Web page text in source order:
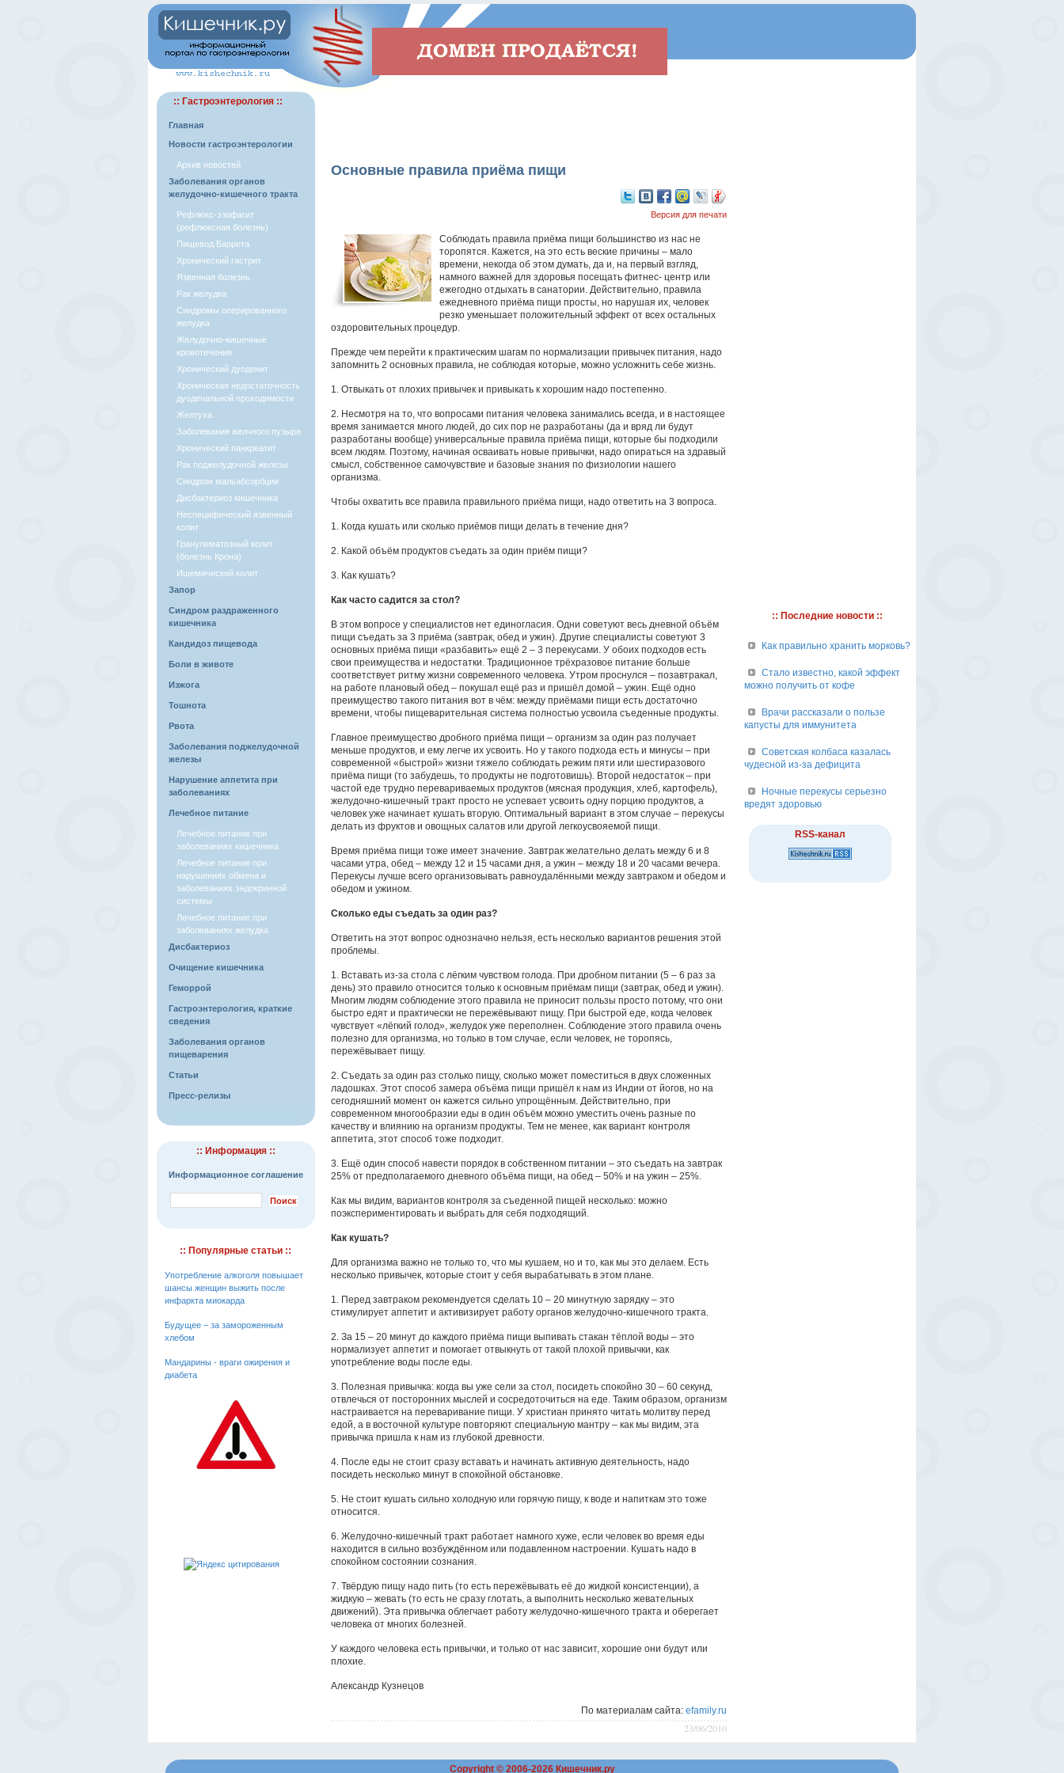
:: Гастроэнтерология ::
Главная
Новости гастроэнтерологии
Архив новостей
Заболевания органов
желудочно-кишечного тракта
Рефлюкс-эзофагит
(рефлюксная болезнь)
Пищевод Баррета
Хронический гастрит
Язвенная болезнь
Рак желудка
Синдромы оперированного
желудка
Желудочно-кишечные
кровотечения
Хронический дуоденит
Хроническая недостаточность
дуоденальной проходимости
Желтуха
Заболевания желчного пузыря
Хронический панкреатит
Рак поджелудочной железы
Синдром мальабсорбции
Дисбактериоз кишечника
Неспецифический язвенный
колит
Гранулематозный колит
(болезнь Крона)
Ишемический колит
Запор
Синдром раздраженного
кишечника
Кандидоз пищевода
Боли в животе
Изжога
Тошнота
Рвота
Заболевания поджелудочной
железы
Нарушение аппетита при
заболеваниях
Лечебное питание
Лечебное питание при
заболеваниях кишечника
Лечебное питание при
нарушениях обмена и
заболеваниях эндокринной
системы
Лечебное питание при
заболеваниях желудка
Дисбактериоз
Очищение кишечника
Геморрой
Гастроэнтерология, краткие
сведения
Заболевания органов
пищеварения
Статьи
Пресс-релизы
:: Информация ::
Информационное соглашение
:: Популярные статьи ::
Употребление алкоголя повышает
шансы женщин выжить после
инфаркта миокарда
Будущее – за замороженным
хлебом
Мандарины - враги ожирения и
диабета
Основные правила приёма пищи
Версия для печати
Соблюдать правила приёма пищи большинство из нас не
торопятся. Кажется, на это есть веские причины – мало
времени, некогда об этом думать, да и, на первый взгляд,
намного важней для здоровья посещать фитнес- центр или
ежегодно отдыхать в санатории. Действительно, правила
ежедневного приёма пищи просты, но нарушая их, человек
резко уменьшает положительный эффект от всех остальных
оздоровительных процедур.
Прежде чем перейти к практическим шагам по нормализации привычек питания, надо
запомнить 2 основных правила, не соблюдая которые, можно усложнить себе жизнь.
1. Отвыкать от плохих привычек и привыкать к хорошим надо постепенно.
2. Несмотря на то, что вопросами питания человека занимались всегда, и в настоящее
время занимается много людей, до сих пор не разработаны (да и вряд ли будут
разработаны вообще) универсальные правила приёма пищи, которые бы подходили
всем людям. Поэтому, начиная осваивать новые привычки, надо опираться на здравый
смысл, собственное самочувствие и базовые знания по физиологии нашего
организма.
Чтобы охватить все правила правильного приёма пищи, надо ответить на 3 вопроса.
1. Когда кушать или сколько приёмов пищи делать в течение дня?
2. Какой объём продуктов съедать за один приём пищи?
3. Как кушать?
Как часто садится за стол?
В этом вопросе у специалистов нет единогласия. Одни советуют весь дневной объём
пищи съедать за 3 приёма (завтрак, обед и ужин). Другие специалисты советуют 3
основных приёма пищи «разбавить» ещё 2 – 3 перекусами. У обоих подходов есть
свои преимущества и недостатки. Традиционное трёхразовое питание больше
соответствует ритму жизни современного человека. Утром проснулся – позавтракал,
на работе плановый обед – покушал ещё раз и пришёл домой – ужин. Ещё одно
преимущество такого питания вот в чём: между приёмами пищи есть достаточно
времени, чтобы пищеварительная система полностью усвоила съеденные продукты.
Главное преимущество дробного приёма пищи – организм за один раз получает
меньше продуктов, и ему легче их усвоить. Но у такого подхода есть и минусы – при
современной «быстрой» жизни тяжело соблюдать режим пяти или шестиразового
приёма пищи (то забудешь, то продукты не подготовишь). Второй недостаток – при
частой еде трудно перевариваемых продуктов (мясная продукция, хлеб, картофель),
желудочно-кишечный тракт просто не успевает усвоить одну порцию продуктов, а
человек уже начинает кушать вторую. Оптимальный вариант в этом случае – перекусы
делать из фруктов и овощных салатов или другой легкоусвояемой пищи.
Время приёма пищи тоже имеет значение. Завтрак желательно делать между 6 и 8
часами утра, обед – между 12 и 15 часами дня, а ужин – между 18 и 20 часами вечера.
Перекусы лучше всего организовывать равноудалёнными между завтраком и обедом и
обедом и ужином.
Сколько еды съедать за один раз?
Ответить на этот вопрос однозначно нельзя, есть несколько вариантов решения этой
проблемы.
1. Вставать из-за стола с лёгким чувством голода. При дробном питании (5 – 6 раз за
день) это правило относится только к основным приёмам пищи (завтрак, обед и ужин).
Многим людям соблюдение этого правила не приносит пользы просто потому, что они
быстро едят и практически не пережёвывают пищу. При быстрой еде, когда человек
чувствует «лёгкий голод», желудок уже переполнен. Соблюдение этого правила очень
полезно для организма, но только в том случае, если человек, не торопясь,
пережёвывает пищу.
2. Съедать за один раз столько пищу, сколько может поместиться в двух сложенных
ладошках. Этот способ замера объёма пищи пришёл к нам из Индии от йогов, но на
сегодняшний момент он кажется сильно упрощённым. Действительно, при
современном многообразии еды в один объём можно уместить очень разные по
качеству и влиянию на организм продукты. Тем не менее, как вариант контроля
аппетита, этот способ тоже подходит.
3. Ещё один способ навести порядок в собственном питании – это съедать на завтрак
25% от предполагаемого дневного объёма пищи, на обед – 50% и на ужин – 25%.
Как мы видим, вариантов контроля за съеденной пищей несколько: можно
поэкспериментировать и выбрать для себя подходящий.
Как кушать?
Для организма важно не только то, что мы кушаем, но и то, как мы это делаем. Есть
несколько привычек, которые стоит у себя вырабатывать в этом плане.
1. Перед завтраком рекомендуется сделать 10 – 20 минутную зарядку – это
стимулирует аппетит и активизирует работу органов желудочно-кишечного тракта.
2. За 15 – 20 минут до каждого приёма пищи выпивать стакан тёплой воды – это
нормализует аппетит и помогает отвыкнуть от такой плохой привычки, как
употребление воды после еды.
3. Полезная привычка: когда вы уже сели за стол, посидеть спокойно 30 – 60 секунд,
отвлечься от посторонних мыслей и сосредоточиться на еде. Таким образом, организм
настраивается на переваривание пищи. У христиан принято читать молитву перед
едой, а в восточной культуре повторяют специальную мантру – как мы видим, эта
привычка пришла к нам из глубокой древности.
4. После еды не стоит сразу вставать и начинать активную деятельность, надо
посидеть несколько минут в спокойной обстановке.
5. Не стоит кушать сильно холодную или горячую пищу, к воде и напиткам это тоже
относится.
6. Желудочно-кишечный тракт работает намного хуже, если человек во время еды
находится в сильно возбуждённом или подавленном настроении. Кушать надо в
спокойном состоянии сознания.
7. Твёрдую пищу надо пить (то есть пережёвывать её до жидкой консистенции), а
жидкую – жевать (то есть не сразу глотать, а выполнить несколько жевательных
движений). Эта привычка облегчает работу желудочно-кишечного тракта и оберегает
человека от многих болезней.
У каждого человека есть привычки, и только от нас зависит, хорошие они будут или
плохие.
Александр Кузнецов
По материалам сайта: efamily.ru
23/06/2010
:: Последние новости ::
Как правильно хранить морковь?
Стало известно, какой эффект
можно получить от кофе
Врачи рассказали о пользе
капусты для иммунитета
Советская колбаса казалась
чудесной из-за дефицита
Ночные перекусы серьезно
вредят здоровью
RSS-канал
Copyright © 2006-2026 Кишечник.ру